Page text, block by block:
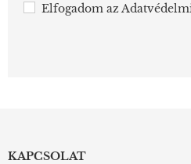
Elfogadom az
KAPCSOLAT